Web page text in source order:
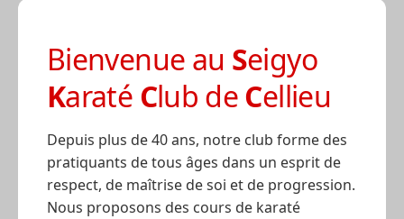
Bienvenue au Seigyo
Karaté Club deCellieu
Depuis plus de 40 ans, notre club forme des
pratiquants de tous âges dans un esprit de
respect, de maîtrise de soi et de progression.
Nous proposons des cours de karaté